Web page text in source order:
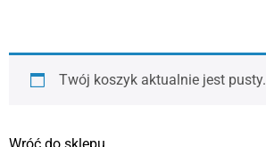
Twój koszyk aktualnie jest pusty.